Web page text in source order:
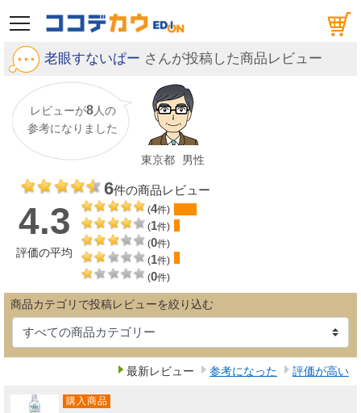
メニュー
老眼すないぱー さんが投稿した商品レビュー
レビューが8人の
参考になりました
東京都 男性
6件の商品レビュー
4.3
評価の平均
(4件)
(1件)
(0件)
(1件)
(0件)
商品カテゴリで投稿レビューを絞り込む
最新レビュー 参考になった 評価が高い
購入商品